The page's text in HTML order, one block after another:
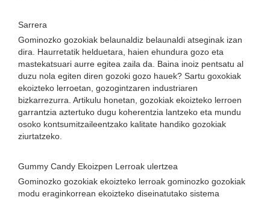
Sarrera
Gominozko gozokiak belaunaldiz belaunaldi atseginak izan
dira. Haurretatik helduetara, haien ehundura gozo eta
mastekatsuari aurre egitea zaila da. Baina inoiz pentsatu al
duzu nola egiten diren gozoki gozo hauek? Sartu goxokiak
ekoizteko lerroetan, gozogintzaren industriaren
bizkarrezurra. Artikulu honetan, gozokiak ekoizteko lerroen
garrantzia aztertuko dugu koherentzia lantzeko eta mundu
osoko kontsumitzaileentzako kalitate handiko gozokiak
ziurtatzeko.
Gummy Candy Ekoizpen Lerroak ulertzea
Gominozko gozokiak ekoizteko lerroak gominozko gozokiak
modu eraginkorrean ekoizteko diseinatutako sistema